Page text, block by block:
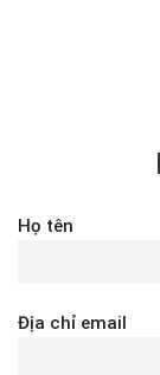
Họ tên
Địa chỉ email